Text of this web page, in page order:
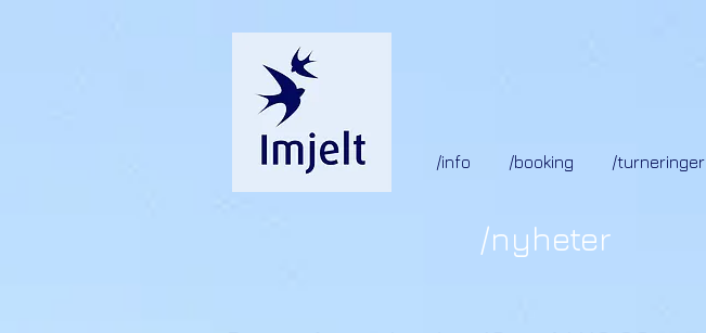
/info /booking /turneringer
/nyheter